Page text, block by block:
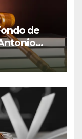
de
de